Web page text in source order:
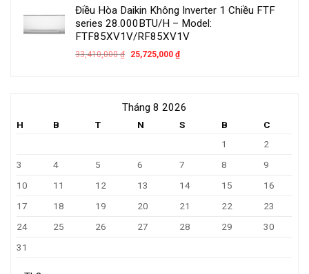
Điều Hòa Daikin Không Inverter 1 Chiều FTF
series 28.000BTU/H – Model:
FTF85XV1V/RF85XV1V
33,410,000₫ 25,725,000 ₫
Tháng 8 2026
H B T N S B
C
1
2
3
4 5 6 7 8
9
10
11 12 13 14 15
16
17
18 19 20 21 22
23
24
25 26 27 28 29
30
31